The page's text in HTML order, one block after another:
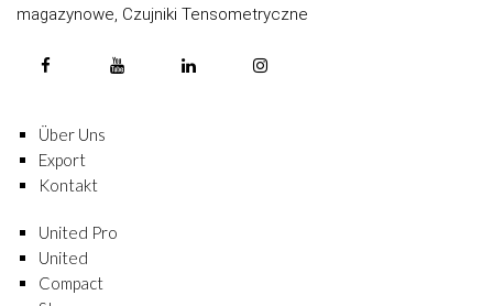
magazynowe, Czujniki Tensometryczne
Über Uns
Export
Kontakt
United Pro
United
Compact